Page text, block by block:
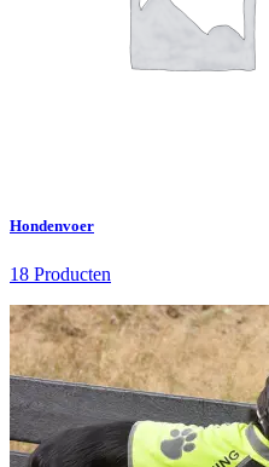
Hondenvoer
18 Producten